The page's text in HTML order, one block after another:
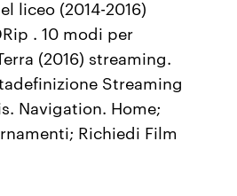
liceo (2014-2016)
. 10 modi per
(2016) streaming.
Streaming
Navigation. Home;
Richiedi Film